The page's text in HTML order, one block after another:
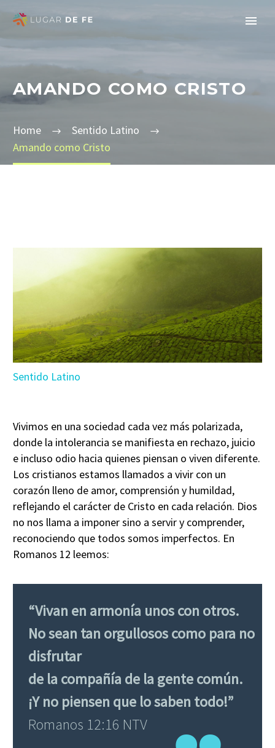
AMANDO COMO CRISTO
Home
Sentido Latino
Amando como Cristo
Sentido Latino
Vivimos en una sociedad cada vez más polarizada,
donde la intolerancia se manifiesta en rechazo, juicio
e incluso odio hacia quienes piensan o viven diferente.
Los cristianos estamos llamados a vivir con un
corazón lleno de amor, comprensión y humildad,
reflejando el carácter de Cristo en cada relación. Dios
no nos llama a imponer sino a servir y comprender,
reconociendo que todos somos imperfectos. En
Romanos 12 leemos:
“Vivan en armonía unos con otros.
No sean tan orgullosos como para no
disfrutar
de la compañía de la gente común.
¡Y no piensen que lo saben todo!”
Romanos 12:16 NTV